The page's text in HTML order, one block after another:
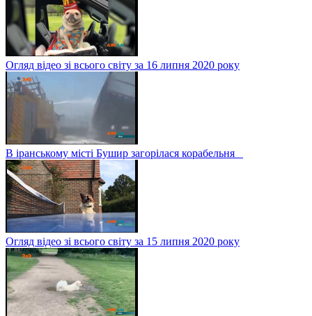
Огляд відео зі всього світу за 16 липня 2020 року
В іранському місті Бушир загорілася корабельня
Огляд відео зі всього світу за 15 липня 2020 року